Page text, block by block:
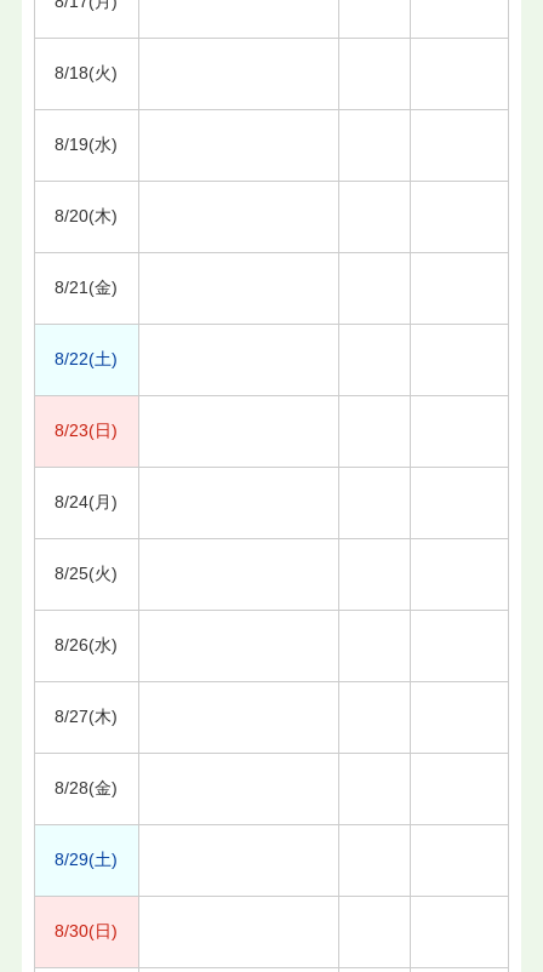
8/18(火)
8/19(水)
8/20(木)
8/21(金)
8/22(土)
8/23(日)
8/24(月)
8/25(火)
8/26(水)
8/27(木)
8/28(金)
8/29(土)
8/30(日)